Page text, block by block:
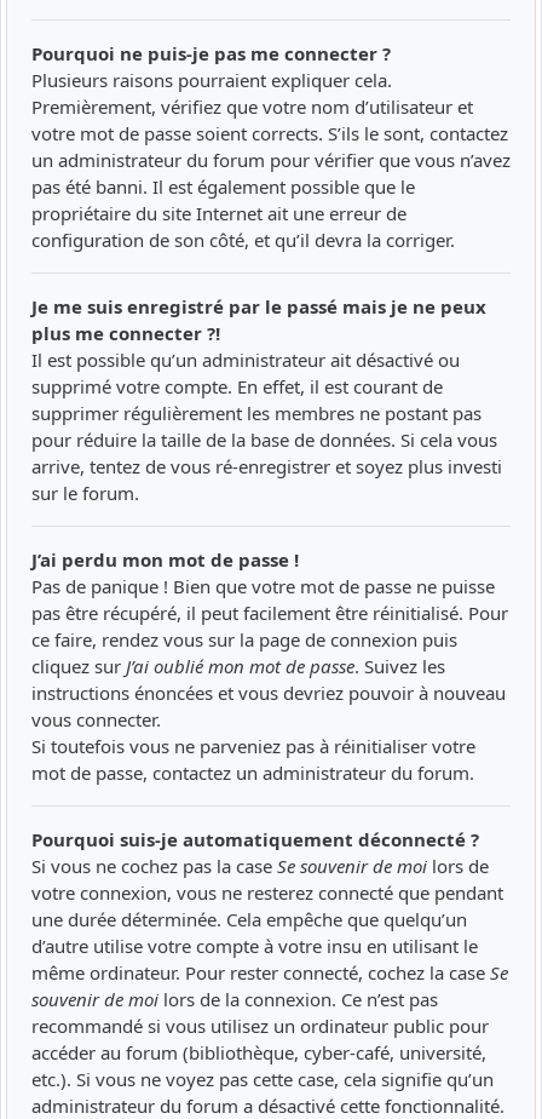
Pourquoi ne puis-je pas me connecter ?
Plusieurs raisons pourraient expliquer cela.
Premièrement, vérifiez que votre nom d’utilisateur et
votre mot de passe soient corrects. S’ils le sont, contactez
un administrateur du forum pour vérifier que vous n’avez
pas été banni. Il est également possible que le
propriétaire du site Internet ait une erreur de
configuration de son côté, et qu’il devra la corriger.
Je me suis enregistré par le passé mais je ne peux
plus me connecter ?!
Il est possible qu’un administrateur ait désactivé ou
supprimé votre compte. En effet, il est courant de
supprimer régulièrement les membres ne postant pas
pour réduire la taille de la base de données. Si cela vous
arrive, tentez de vous ré-enregistrer et soyez plus investi
sur le forum.
J’ai perdu mon mot de passe !
Pas de panique ! Bien que votre mot de passe ne puisse
pas être récupéré, il peut facilement être réinitialisé. Pour
ce faire, rendez vous sur la page de connexion puis
cliquez sur J’ai oublié mon mot de passe. Suivez les
instructions énoncées et vous devriez pouvoir à nouveau
vous connecter.
Si toutefois vous ne parveniez pas à réinitialiser votre
mot de passe, contactez un administrateur du forum.
Pourquoi suis-je automatiquement déconnecté ?
Si vous ne cochez pas la case Se souvenir de moi lors de
votre connexion, vous ne resterez connecté que pendant
une durée déterminée. Cela empêche que quelqu’un
d’autre utilise votre compte à votre insu en utilisant le
même ordinateur. Pour rester connecté, cochez la case Se
souvenir de moi lors de la connexion. Ce n’est pas
recommandé si vous utilisez un ordinateur public pour
accéder au forum (bibliothèque, cyber-café, université,
etc.). Si vous ne voyez pas cette case, cela signifie qu’un
administrateur du forum a désactivé cette fonctionnalité.